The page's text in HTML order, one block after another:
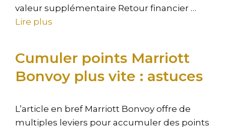
valeur supplémentaire Retour financier …
Lire plus
Cumuler points Marriott
Bonvoy plus vite : astuces
L’article en bref Marriott Bonvoy offre de
multiples leviers pour accumuler des points